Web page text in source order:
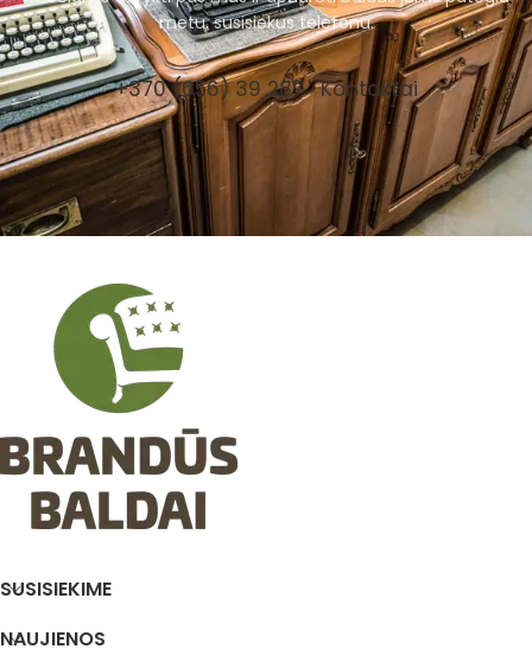
metu, susisiekus telefonu.
+370 (656) 39 287 Kontaktai
SUSISIEKIME
NAUJIENOS